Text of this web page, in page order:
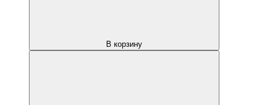
В корзину